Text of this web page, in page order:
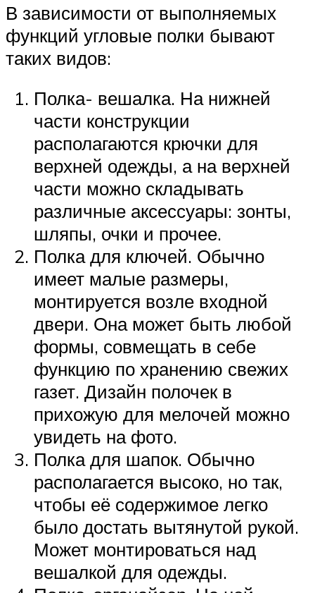
В зависимости от выполняемых
функций угловые полки бывают
таких видов:
Полка- вешалка. На нижней
части конструкции
располагаются крючки для
верхней одежды, а на верхней
части можно складывать
различные аксессуары: зонты,
шляпы, очки и прочее.
Полка для ключей. Обычно
имеет малые размеры,
монтируется возле входной
двери. Она может быть любой
формы, совмещать в себе
функцию по хранению свежих
газет. Дизайн полочек в
прихожую для мелочей можно
увидеть на фото.
Полка для шапок. Обычно
располагается высоко, но так,
чтобы её содержимое легко
было достать вытянутой рукой.
Может монтироваться над
вешалкой для одежды.